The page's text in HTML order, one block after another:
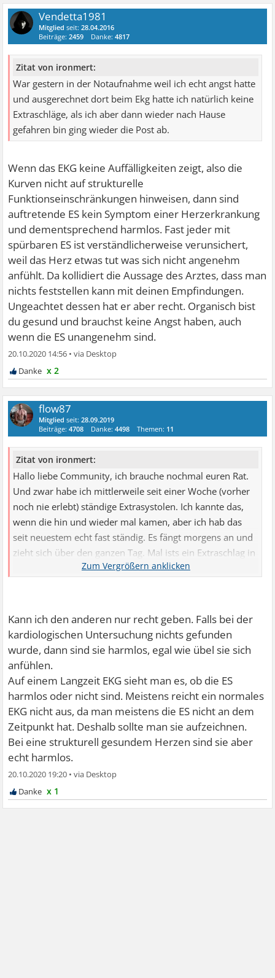
Vendetta1981
Mitglied seit:28.04.2016
Beiträge:2459 Danke:4817
Zitat von ironmert:
War gestern in der Notaufnahme weil ich echt angst hatte
und ausgerechnet dort beim Ekg hatte ich natürlich keine
Extraschläge, als ich aber dann wieder nach Hause
gefahren bin ging wieder die Post ab.
Wenn das EKG keine Auffälligkeiten zeigt, also die
Kurven nicht auf strukturelle
Funktionseinschränkungen hinweisen, dann sind
auftretende ES kein Symptom einer Herzerkrankung
und dementsprechend harmlos. Fast jeder mit
spürbaren ES ist verständlicherweise verunsichert,
weil das Herz etwas tut was sich nicht angenehm
anfühlt. Da kollidiert die Aussage des Arztes, dass man
nichts feststellen kann mit deinen Empfindungen.
Ungeachtet dessen hat er aber recht. Organisch bist
du gesund und brauchst keine Angst haben, auch
wenn die ES unangenehm sind.
20.10.2020 14:56 •
x 2
flow87
Mitglied seit:28.09.2019
Beiträge:4708 Danke:4498 Themen: 11
Zitat von ironmert:
Hallo liebe Community, ich brauche nochmal euren Rat.
Und zwar habe ich mittlerweile seit einer Woche (vorher
noch nie erlebt) ständige Extrasystolen. Ich kannte das,
wenn die hin und wieder mal kamen, aber ich hab das
seit neuestem echt fast ständig. Es fängt morgens an und
zieht sich über den ganzen Tag. Mal ists ein Extraschlag in
der Minute, mal 5-10 und mal hab ich 10 Minuten ruhe.
Ultraschall und 72 Stunden ekg. Alles ohne relevanz und
ich bin gesund laut Ärztestab. Diese Extrasystolen die jetzt
öfter auftreten hatte ich damals (noch im August
untersucht) nicht. War gestern in der Notaufnahme weil
ich echt angst hatte und ausgerechnet dort beim Ekg hatte
ich natürlich keine Extraschläge, als ich aber dann wieder
nach Hause gefahren bin ging wieder die Post ab. Ich
habe heute auch mit meinem Hausarzt drüber
gesprochen und er sagt meine psyche lässt mein herz
stolpern, ich soll mir nicht so viele sorgen machen. Gibt
hatte? Kann mir jemand allgemein ein bisschen
weiterhelfen? Dankesehr.
Kann ich den anderen nur recht geben. Falls bei der
kardiologischen Untersuchung nichts gefunden
wurde, dann sind sie harmlos, egal wie übel sie sich
anfühlen.
Auf einem Langzeit EKG sieht man es, ob die ES
harmlos oder nicht sind. Meistens reicht ein normales
EKG nicht aus, da man meistens die ES nicht an dem
Zeitpunkt hat. Deshalb sollte man sie aufzeichnen.
Bei eine strukturell gesundem Herzen sind sie aber
echt harmlos.
20.10.2020 19:20 •
x 1